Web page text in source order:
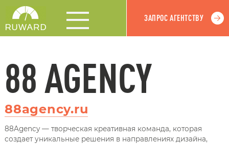
ЗАПРОС АГЕНТСТВУ
88 AGENCY
88agency.ru
88Agency — творческая креативная команда, которая
создает уникальные решения в направлениях дизайна,